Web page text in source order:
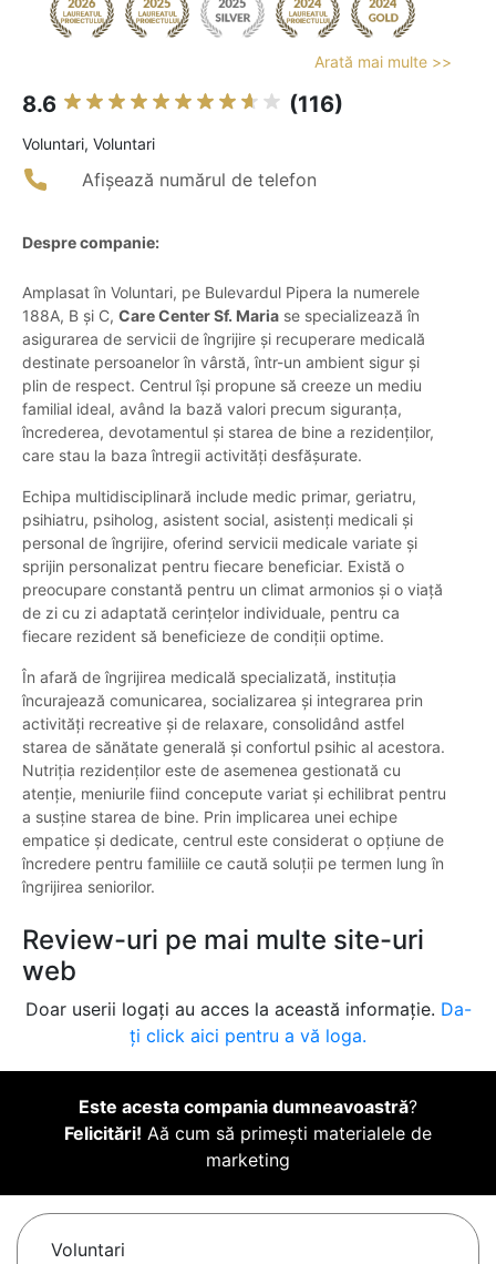
Arată mai multe >>
8.6 (116)
Voluntari, Voluntari
Afișează numărul de telefon
Despre companie:
Amplasat în Voluntari, pe Bulevardul Pipera la numerele
188A, B și C, Care Center Sf. Maria se specializează în
asigurarea de servicii de îngrijire și recuperare medicală
destinate persoanelor în vârstă, într-un ambient sigur și
plin de respect. Centrul își propune să creeze un mediu
familial ideal, având la bază valori precum siguranța,
încrederea, devotamentul și starea de bine a rezidenților,
care stau la baza întregii activități desfășurate.
Echipa multidisciplinară include medic primar, geriatru,
psihiatru, psiholog, asistent social, asistenți medicali și
personal de îngrijire, oferind servicii medicale variate și
sprijin personalizat pentru fiecare beneficiar. Există o
preocupare constantă pentru un climat armonios și o viață
de zi cu zi adaptată cerințelor individuale, pentru ca
fiecare rezident să beneficieze de condiții optime.
În afară de îngrijirea medicală specializată, instituția
încurajează comunicarea, socializarea și integrarea prin
activități recreative și de relaxare, consolidând astfel
starea de sănătate generală și confortul psihic al acestora.
Nutriția rezidenților este de asemenea gestionată cu
atenție, meniurile fiind concepute variat și echilibrat pentru
a susține starea de bine. Prin implicarea unei echipe
empatice și dedicate, centrul este considerat o opțiune de
încredere pentru familiile ce caută soluții pe termen lung în
îngrijirea seniorilor.
Review-uri pe mai multe site-uri
web
Doar userii logați au acces la această informație. Da-
ți click aici pentru a vă loga.
Este acesta compania dumneavoastră?
Felicitări! Aă cum să primești materialele de
marketing
Voluntari